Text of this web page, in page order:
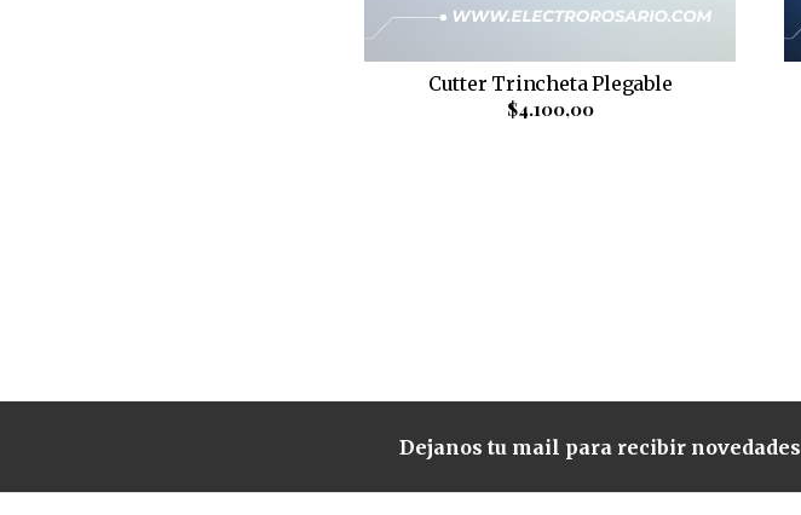
Cutter Trincheta Plegable
$4.100,00
Dejanos tu mail para recibir novedades